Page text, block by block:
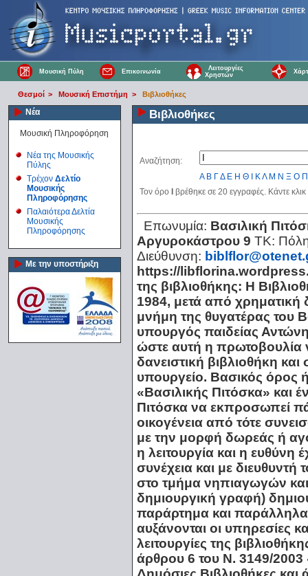
Μουσική Πύλη Επικοινωνία
Λειτουργίες
Χρηστών
Θεσμοί > Μουσική Επιστήμη > Βιβλιοθήκες
Νέα
Μουσική Πληροφόρηση
Νέα της Μουσικής
Πύλης
Τρέχον Δελτίο
Μουσικής
Πληροφόρησης
Παλαιότερα Δελτία
Μουσικής
Πληροφόρησης
Με την υποστήριξη
Βιβλιοθήκες
Αναζήτηση:
Α Β ΓΔ Ε Η Θ ΚΛ Μ Ν Ξ Ο Π
Τον όρο
βρέθηκε σε 20 εγγραφές. Κάντε
Επωνυμία: Βασιλική
Αργυροκάστρου 9 ΤΚ:
Διεύθυνση:
https://
της βιβλιοθήκης: Η
1984, μετά από χρηματική
μνήμη της θυγατέρας του
υπουργός παιδείας
ώστε αυτή η πρωτοβουλία
δανειστική βιβλιοθήκη
υπουργείο. Βασικός όρος
«Βασιλικής Πιτόσκα» και
Πιτόσκα να εκπροσωπεί
οικογένεια από τότε
με την μορφή δωρεάς ή
η λειτουργία και η ευθύνη
συνέχεια και με
στο τμήμα νηπιαγωγών
δημιουργική γραφή)
παράρτημα και παράλληλα
αυξάνονται οι υπηρεσίες
λειτουργίες της
άρθρου 6 του Ν. 3149/2003